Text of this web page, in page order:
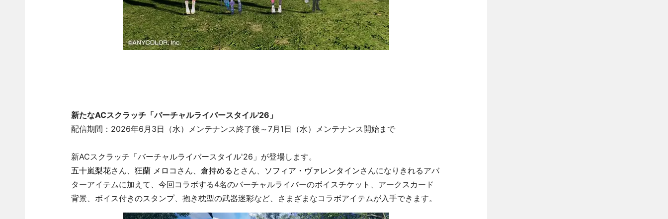
新たなACスクラッチ「バーチャルライバースタイル'26」
配信期間：2026年6月3日（水）メンテナンス終了後～7月1日（水）メンテナンス開始まで
新ACスクラッチ「バーチャルライバースタイル'26」が登場します。
五十嵐梨花さん、 狂蘭 メロコ さん、 倉持めると さん、 ソフィア・ヴァレンタインさんになりきれるアバ
ターアイテムに加えて、今回コラボする4名のバーチャルライバーのボイスチケット、アークスカード
背景、ボイス付きのスタンプ、抱き枕型の武器迷彩など、さまざまなコラボアイテムが入手できます。